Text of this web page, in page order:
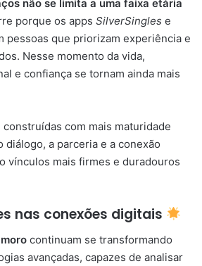
não se limita a uma faixa etária
porque os apps SilverSingles e
pessoas que priorizam experiência e
Nesse momento da vida,
e confiança se tornam ainda mais
com mais maturidade
diálogo, a parceria e a conexão
vínculos mais firmes e duradouros
nas conexões digitais
continuam se transformando
avançadas, capazes de analisar